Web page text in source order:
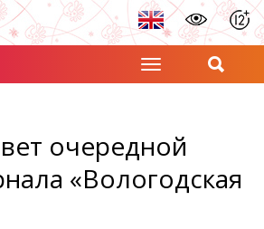
очередной
«Вологодская